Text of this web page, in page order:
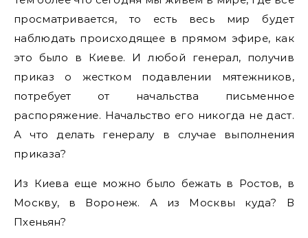
просматривается, то есть весь мир будет
наблюдать происходящее в прямом эфире, как
это было в Киеве. И любой генерал, получив
приказ о жестком подавлении мятежников,
потребует от начальства письменное
распоряжение. Начальство его никогда не даст.
А что делать генералу в случае выполнения
приказа?
Из Киева еще можно было бежать в Ростов, в
Москву, в Воронеж. А из Москвы куда? В
Пхеньян?